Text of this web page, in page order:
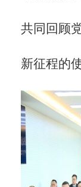
共同回顾
新征程的